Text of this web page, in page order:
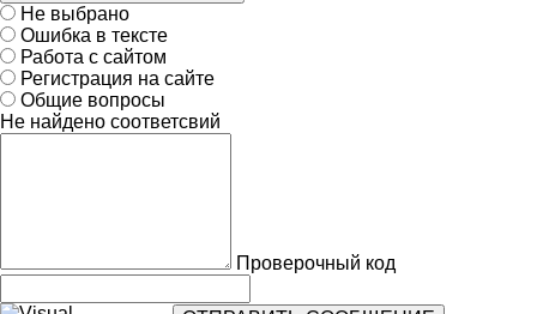
Не выбрано
Ошибка в тексте
Работа с сайтом
Регистрация на сайте
Общие вопросы
Не найдено соответсвий
Проверочный код